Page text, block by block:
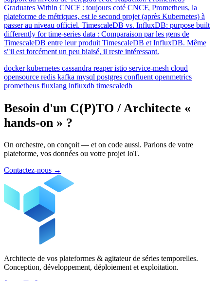
Graduates Within CNCF : toujours coté CNCF, Prometheus, la
plateforme de métriques, est le second projet (après Kubernetes) à
passer au niveau officiel. TimescaleDB vs. InfluxDB: purpose built
differently for time-series data : Comparaison par les gens de
TimescaleDB entre leur produit TimescaleDB et InfluxDB. Même
s"il est forcément un peu biaisé, il reste intéressant.
docker kubernetes cassandra reaper istio service-mesh cloud
opensource redis kafka mysql postgres confluent openmetrics
prometheus fluxlang influxdb timescaledb
Besoin d'un C(P)TO / Architecte «
hands-on » ?
On orchestre, on conçoit — et on code aussi. Parlons de votre
plateforme, vos données ou votre projet IoT.
Contactez-nous →
Architecte de vos plateformes & agitateur de séries temporelles.
Conception, développement, déploiement et exploitation.